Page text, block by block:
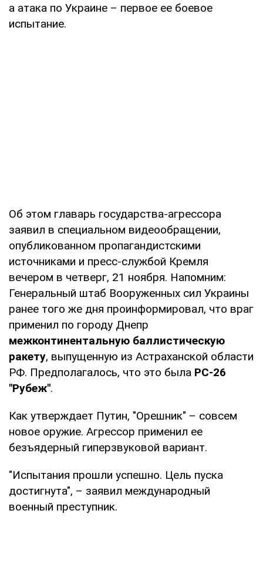
а атака по Украине – первое ее боевое
испытание.
Об этом главарь государства-агрессора
заявил в специальном видеообращении,
опубликованном пропагандистскими
источниками и пресс-службой Кремля
вечером в четверг, 21 ноября. Напомним:
Генеральный штаб Вооруженных сил Украины
ранее того же дня проинформировал, что враг
применил по городу Днепр
межконтинентальную баллистическую
ракету, выпущенную из Астраханской области
РФ. Предполагалось, что это была РС-26
"Рубеж".
Как утверждает Путин, "Орешник" – совсем
новое оружие. Агрессор применил ее
безъядерный гиперзвуковой вариант.
"Испытания прошли успешно. Цель пуска
достигнута", – заявил международный
военный преступник.